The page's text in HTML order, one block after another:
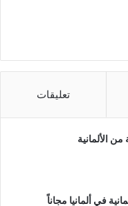
تعليقات
الألمانية
في ألمانيا مجاناً